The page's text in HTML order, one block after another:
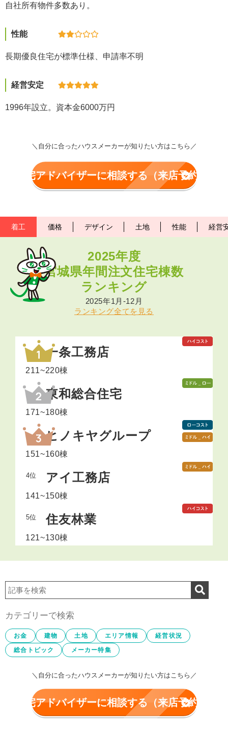
自社所有物件多数あり。
性能
長期優良住宅が標準仕様、申請率不明
経営安定
1996年設立。資本金6000万円
＼自分に合ったハウスメーカーが知りたい方はこちら／
住宅アドバイザーに相談する（来店予約）
着工 価格 デザイン 土地 性能 経営
2025年度
宮城県年間注文住宅棟数
ランキング
2025年1月-12月
ランキング全てを見る
一条工務店
211~220棟
一条工務店宮城、一条工務店仙台
東和総合住宅
171~180棟
アイフルホーム、アイムの家、Style+Home
ヒノキヤグループ
151~160棟
4位 アイ工務店
141~150棟
5位 住友林業
121~130棟
カテゴリーで検索
お金 建物 土地 エリア情報
経営状況
総合トピック
メーカー特集
＼自分に合ったハウスメーカーが知りたい方はこちら／
住宅アドバイザーに相談する（来店予約）